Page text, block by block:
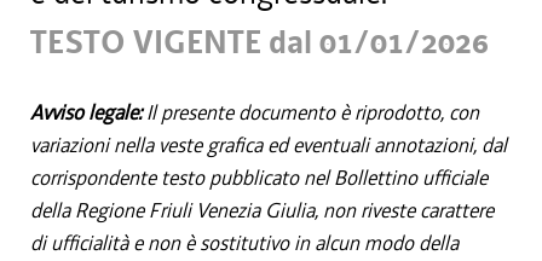
TESTO VIGENTE dal 01/01/2026
Avviso legale:Il presente documento è riprodotto, con
variazioni nella veste grafica ed eventuali annotazioni, dal
corrispondente testo pubblicato nel Bollettino ufficiale
della Regione Friuli Venezia Giulia, non riveste carattere
di ufficialità e non è sostitutivo in alcun modo della